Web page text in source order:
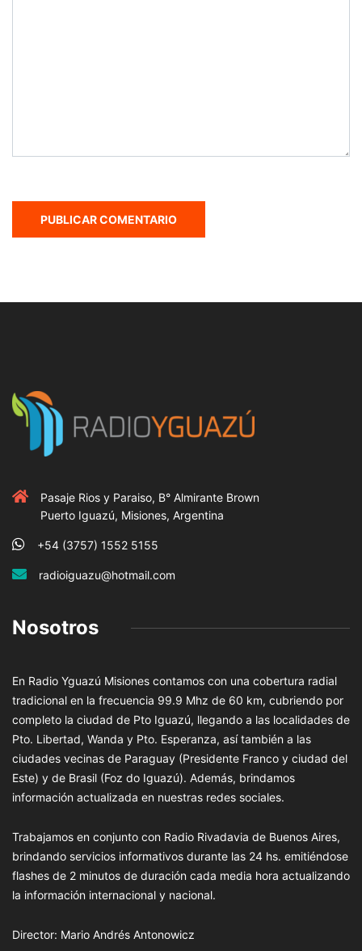
Pasaje Rios y Paraiso, B° Almirante Brown
Puerto Iguazú, Misiones, Argentina
+54 (3757) 1552 5155
radioiguazu@hotmail.com
Nosotros
En Radio Yguazú Misiones contamos con una cobertura radial
tradicional en la frecuencia 99.9 Mhz de 60 km, cubriendo por
completo la ciudad de Pto Iguazú, llegando a las localidades de
Pto. Libertad, Wanda y Pto. Esperanza, así también a las
ciudades vecinas de Paraguay (Presidente Franco y ciudad del
Este) y de Brasil (Foz do Iguazú). Además, brindamos
información actualizada en nuestras redes sociales.
Trabajamos en conjunto con Radio Rivadavia de Buenos Aires,
brindando servicios informativos durante las 24 hs. emitiéndose
flashes de 2 minutos de duración cada media hora actualizando
la información internacional y nacional.
Director: Mario Andrés Antonowicz